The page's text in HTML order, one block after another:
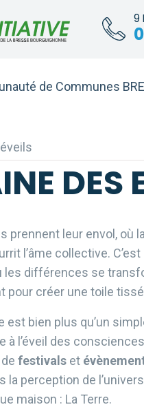
9
de Communes
DES
prennent leur envol, où
l’âme collective.
les différences se
pour créer une toile
est bien plus qu’un
l’éveil des
de festivalset
la perception de
maison : La Terre.